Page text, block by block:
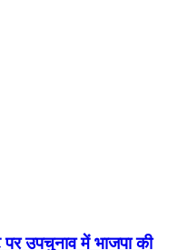
उपचुनाव में भाजपा की